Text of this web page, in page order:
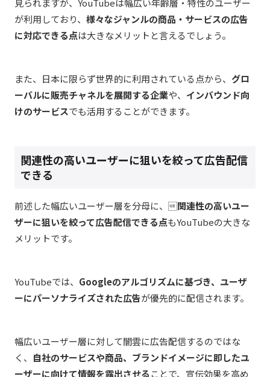
見られますが、YouTubeは幅広い年齢層・特性のユーザー
が利用しており、 様々なジャンルの商品・サービスの広告
に対応できる点は大きなメリットと言えるでしょう。
また、日本に限らず世界的に利用されている点から、 グロ
ーバルに販売チャネルを展開する企業や、 インバウンド向
けのサービスでも活用することができます。
関連性の高いユーザーに狙いを絞って広告配信
できる
前述した幅広いユーザー層を分母に、 関連性の高いユー
ザーに狙いを絞って広告配信できる点もYouTubeの大きな
メリットです。
YouTubeでは、 Googleのアルゴリズムに基づき、ユーザ
ーにパーソナライズされた広告が優先的に配信されます。
幅広いユーザー層に対して闇雲に広告配信するのではな
く、 自社のサービスや商品、ブランドイメージに即したユ
ーザーに向けて情報を露出させることで、宣伝効果を高め